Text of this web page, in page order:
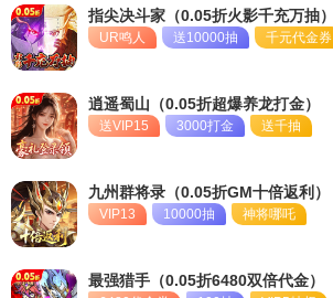
永久单日累充活动
转游活动
指尖决斗家（0.05折火影千充万抽）
UR鸣人 送10000抽 千元代金券
逍遥蜀山（0.05折超爆养龙打金）
送VIP15 3000打金 送千抽
九州群将录（0.05折GM十倍返利）
VIP13 10000抽 神将哪吒
最强猎手（0.05折6480双倍代金）